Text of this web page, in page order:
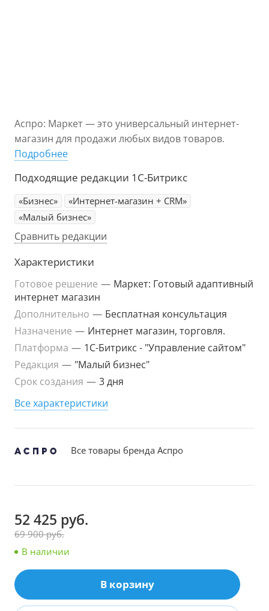
Аспро: Маркет — это универсальный интернет-
магазин для продажи любых видов товаров.
Подробнее
Подходящие редакции 1С-Битрикс
«Бизнес»
«Интернет-магазин + CRM»
«Малый бизнес»
Сравнить редакции
Характеристики
Готовое решение — Маркет: Готовый адаптивный
интернет магазин
Дополнительно — Бесплатная консультация
Назначение — Интернет магазин, торговля.
Платформа — 1С-Битрикс - "Управление сайтом"
Редакция — "Малый бизнес"
Срок создания — 3 дня
Все характеристики
Все товары бренда Аспро
52 425 руб.
69 900 руб.
В наличии
В корзину